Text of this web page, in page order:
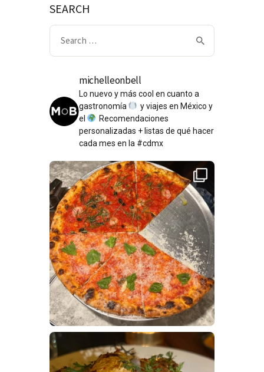
SEARCH
Search
for:
michelleonbell
Lo nuevo y más cool en cuanto a
gastronomía
y viajes en México y
el
Recomendaciones
personalizadas + listas de qué hacer
cada mes en la #cdmx